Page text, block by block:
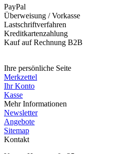
PayPal
Überweisung / Vorkasse
Lastschriftverfahren
Kreditkartenzahlung
Kauf auf Rechnung B2B
Ihre persönliche Seite
Merkzettel
Ihr Konto
Kasse
Mehr Informationen
Newsletter
Angebote
Sitemap
Kontakt